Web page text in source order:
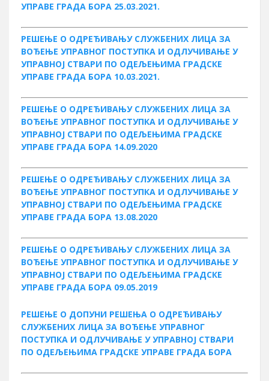
УПРАВЕ ГРАДА БОРА 25.03.2021.
РЕШЕЊЕ О ОДРЕЂИВАЊУ СЛУЖБЕНИХ ЛИЦА ЗА
ВОЂЕЊЕ УПРАВНОГ ПОСТУПКА И ОДЛУЧИВАЊЕ У
УПРАВНОЈ СТВАРИ ПО ОДЕЉЕЊИМА ГРАДСКЕ
УПРАВЕ ГРАДА БОРА 10.03.2021.
РЕШЕЊЕ О ОДРЕЂИВАЊУ СЛУЖБЕНИХ ЛИЦА ЗА
ВОЂЕЊЕ УПРАВНОГ ПОСТУПКА И ОДЛУЧИВАЊЕ У
УПРАВНОЈ СТВАРИ ПО ОДЕЉЕЊИМА ГРАДСКЕ
УПРАВЕ ГРАДА БОРА 14.09.2020
РЕШЕЊЕ О ОДРЕЂИВАЊУ СЛУЖБЕНИХ ЛИЦА ЗА
ВОЂЕЊЕ УПРАВНОГ ПОСТУПКА И ОДЛУЧИВАЊЕ У
УПРАВНОЈ СТВАРИ ПО ОДЕЉЕЊИМА ГРАДСКЕ
УПРАВЕ ГРАДА БОРА 13.08.2020
РЕШЕЊЕ О ОДРЕЂИВАЊУ СЛУЖБЕНИХ ЛИЦА ЗА
ВОЂЕЊЕ УПРАВНОГ ПОСТУПКА И ОДЛУЧИВАЊЕ У
УПРАВНОЈ СТВАРИ ПО ОДЕЉЕЊИМА ГРАДСКЕ
УПРАВЕ ГРАДА БОРА 09.05.2019
РЕШЕЊЕ О ДОПУНИ РЕШЕЊА О ОДРЕЂИВАЊУ
СЛУЖБЕНИХ ЛИЦА ЗА ВОЂЕЊЕ УПРАВНОГ
ПОСТУПКА И ОДЛУЧИВАЊЕ У УПРАВНОЈ СТВАРИ
ПО ОДЕЉЕЊИМА ГРАДСКЕ УПРАВЕ ГРАДА БОРА